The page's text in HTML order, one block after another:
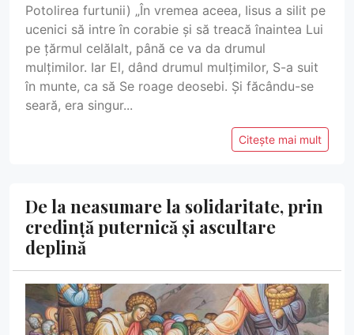
Potolirea furtunii) „În vremea aceea, Iisus a silit pe
ucenici să intre în corabie și să treacă înaintea Lui
pe țărmul celălalt, până ce va da drumul
mulțimilor. Iar El, dând drumul mulțimilor, S-a suit
în munte, ca să Se roage deosebi. Și făcându-se
seară, era singur...
Citește mai mult
De la neasumare la solidaritate, prin
credință puternică și ascultare
deplină